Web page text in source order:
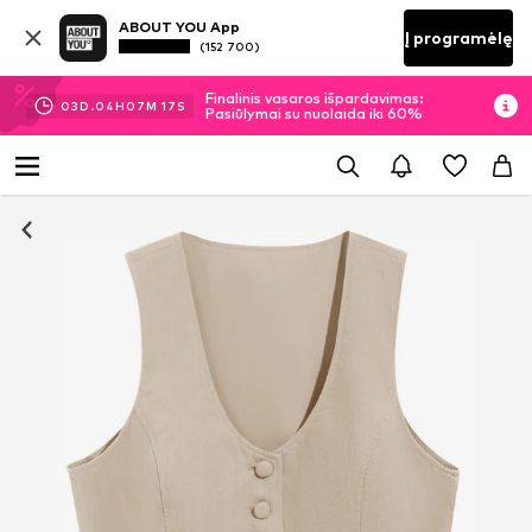
ABOUT YOU App
(152 700) Į programėlę
03D.04H 07M 17 S
Finalinis vasaros išpardavimas:
Pasiūlymai su nuolaida iki 60%